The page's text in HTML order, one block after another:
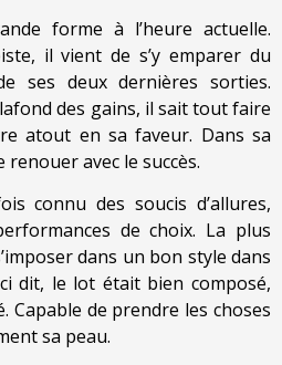
forme à l’heure actuelle.
il vient de s’y emparer du
ses deux dernières sorties.
des gains, il sait tout faire
atout en sa faveur. Dans sa
avec le succès.
connu des soucis d’allures,
de choix. La plus
dans un bon style dans
dit, le lot était bien composé,
Capable de prendre les choses
sa peau.